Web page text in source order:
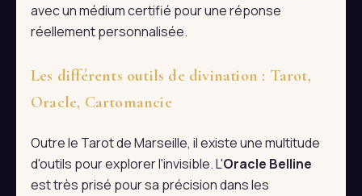
avec un médium certifié pour une réponse
réellement personnalisée.
Les différents outils de divination : Tarot,
Oracle, Cartomancie
Outre le Tarot de Marseille, il existe une multitude
d'outils pour explorer l'invisible. L'Oracle Belline
est très prisé pour sa précision dans les